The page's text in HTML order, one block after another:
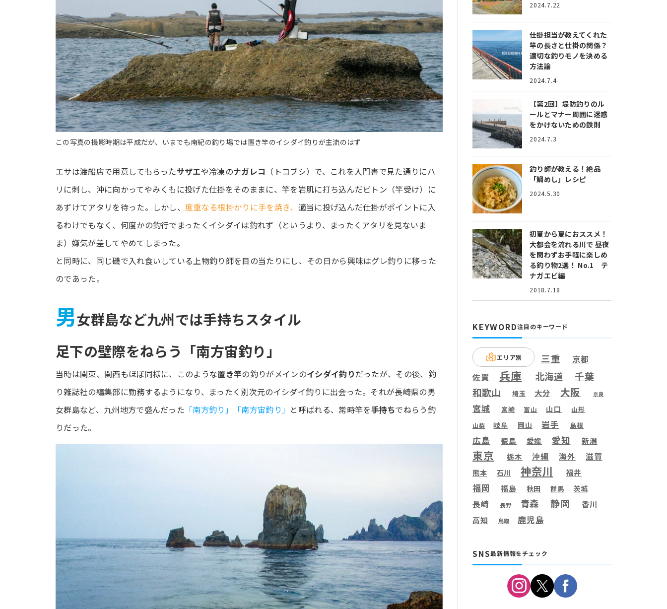
この写真の撮影時期は平成だが、いまでも南紀の釣り場では置き竿のイシダイ釣りが主流のはず
エサは渡船店で用意してもらったサザエや冷凍のナガレコ （トコブシ）で、これを入門書で見た通りにハ
リに刺し、沖に向かってやみくもに投げた仕掛をそのままに、竿を岩肌に打ち込んだピトン（竿受け）に
あずけてアタリを待った。しかし、 度重なる根掛かりに手を焼き、 適当に投げ込んだ仕掛がポイントに入
るわけでもなく、何度かの釣行でまったくイシダイは釣れず（というより、まったくアタリを見ないま
ま）嫌気が差してやめてしまった。
と同時に、同じ磯で入れ食いしている上物釣り師を目の当たりにし、その日から興味はグレ釣りに移った
のであった。
男女群島など九州では手持ちスタイル
足下の壁際をねらう「南方宙釣り」
当時は関東、関西もほぼ同様に、このような置き竿の釣りがメインのイシダイ釣りだったが、その後、釣
り雑誌社の編集部に勤務するようになり、まったく別次元のイシダイ釣りに出会った。それが長崎県の男
女群島など、九州地方で盛んだった 「南方釣り」「南方宙釣り」 と呼ばれる、常時竿を手持ちでねらう釣
りだった。
2024.7.22
仕掛担当が教えてくれた
竿の長さと仕掛の関係？
適切な釣りモノを決める
方法論
2024.7.4
【第2回】堤防釣りのル
ールとマナー周囲に迷惑
をかけないための鉄則
2024.7.3
釣り師が教える！絶品
「鯛めし」レシピ
2024.5.30
初夏から夏におススメ！
大都会を流れる川で 昼夜
を問わずお手軽に楽しめ
る釣り物2選！ No.1 テ
ナガエビ編
2018.7.18
KEYWORD注目のキーワード
エリア別 三重 京都
佐賀 兵庫 北海道 千葉
和歌山 埼玉 大分 大阪 奈良
宮城 宮崎 富山 山口 山形
山梨 岐阜 岡山 岩手 島根
広島 徳島 愛媛 愛知 新潟
東京 栃木 沖縄 海外 滋賀
熊本 石川 神奈川 福井
福岡 福島 秋田 群馬 茨城
長崎 長野 青森 静岡 香川
高知 鳥取 鹿児島
SNS最新情報をチェック